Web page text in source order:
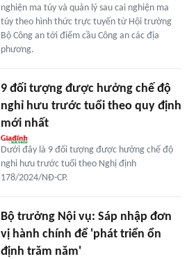
nghiện ma túy và quản lý sau cai nghiện ma
túy theo hình thức trực tuyến từ Hội trường
Bộ Công an tới điểm cầu Công an các địa
phương.
9 đối tượng được hưởng chế độ
nghỉ hưu trước tuổi theo quy định
mới nhất
Dưới đây là 9 đối tượng được hưởng chế độ
nghỉ hưu trước tuổi theo Nghị định
178/2024/NĐ-CP.
Bộ trưởng Nội vụ: Sáp nhập đơn
vị hành chính để 'phát triển ổn
định trăm năm'